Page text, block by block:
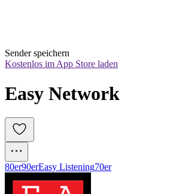
Sender speichern
Kostenlos im App Store laden
Easy Network
80er90erEasy Listening70er